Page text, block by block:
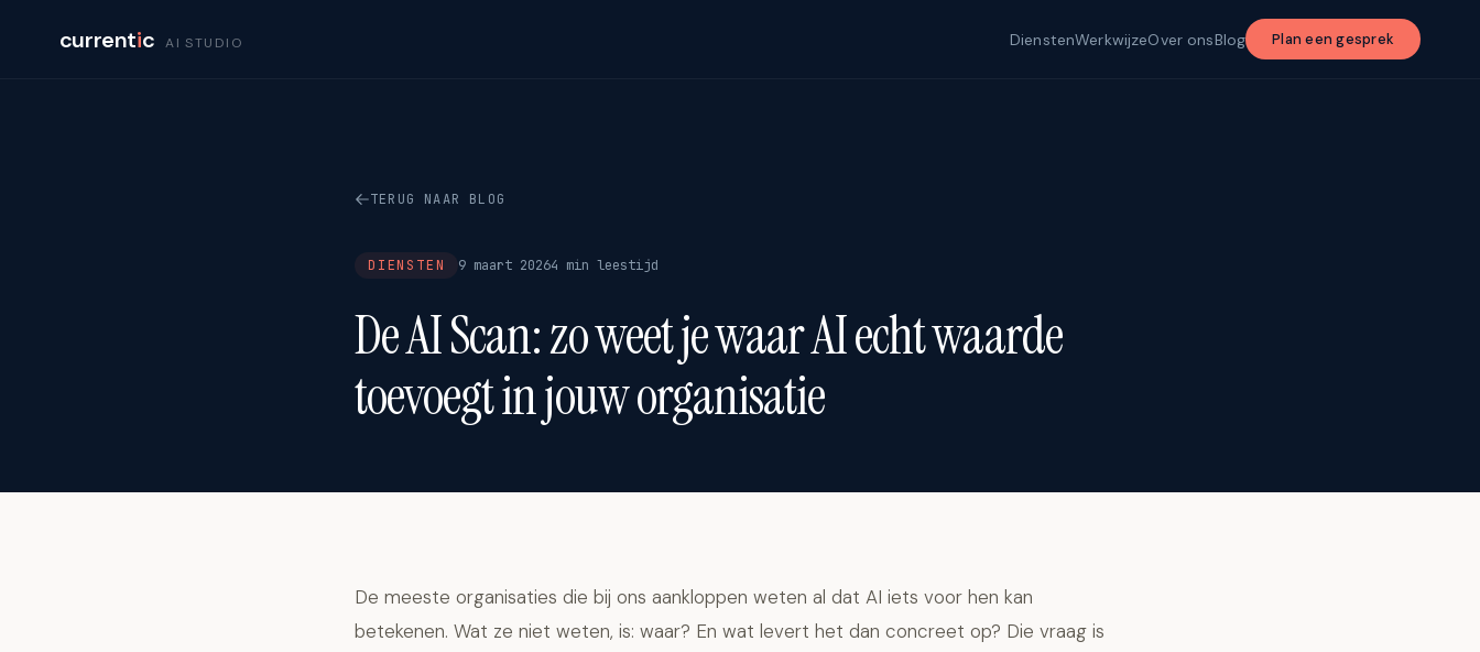
currentic AI STUDIO DienstenWerkwijzeOver onsBlog Plan een gesprek
TERUG NAAR BLOG
DIENSTEN 9 maart 20264 min leestijd
De AI Scan: zo weet je waar AI echt waarde
toevoegt in jouw organisatie
De meeste organisaties die bij ons aankloppen weten al dat AI iets voor hen kan
betekenen. Wat ze niet weten, is: waar? En wat levert het dan concreet op? Die vraag is